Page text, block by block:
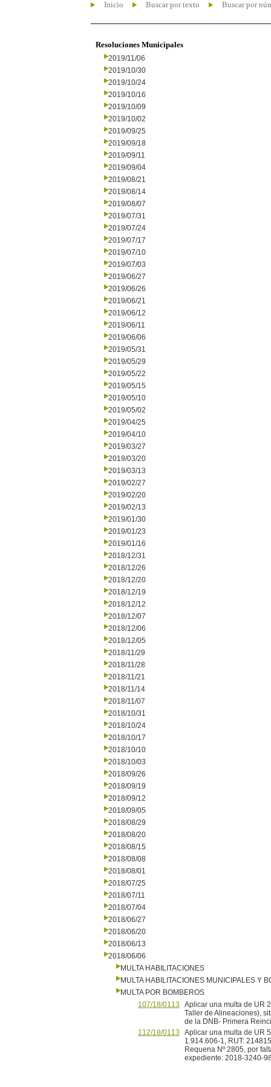
Inicio Buscar por texto Buscar por
Resoluciones Municipales
2019/11/06
2019/10/30
2019/10/24
2019/10/16
2019/10/09
2019/10/02
2019/09/25
2019/09/18
2019/09/11
2019/09/04
2019/08/21
2019/08/14
2019/08/07
2019/07/31
2019/07/24
2019/07/17
2019/07/10
2019/07/03
2019/06/27
2019/06/26
2019/06/21
2019/06/12
2019/06/11
2019/06/06
2019/05/31
2019/05/29
2019/05/22
2019/05/15
2019/05/10
2019/05/02
2019/04/25
2019/04/10
2019/03/27
2019/03/20
2019/03/13
2019/02/27
2019/02/20
2019/02/13
2019/01/30
2019/01/23
2019/01/16
2018/12/31
2018/12/26
2018/12/20
2018/12/19
2018/12/12
2018/12/07
2018/12/06
2018/12/05
2018/11/29
2018/11/28
2018/11/21
2018/11/14
2018/11/07
2018/10/31
2018/10/24
2018/10/17
2018/10/10
2018/10/03
2018/09/26
2018/09/19
2018/09/12
2018/09/05
2018/08/29
2018/08/20
2018/08/15
2018/08/08
2018/08/01
2018/07/25
2018/07/11
2018/07/04
2018/06/27
2018/06/20
2018/06/13
2018/06/06
MULTA HABILITACIONES
MULTA HABILITACIONES MUNICIPALES Y
MULTA POR BOMBEROS
107/18/0113
Aplicar una multa de UR
Taller de Alineaciones),
de la DNB- Primera
112/18/0113
Aplicar una multa de UR
1.914.606-1, RUT:
Requena Nº 2805, por
expediente: 2018-3240-